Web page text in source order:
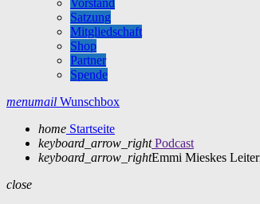
Vorstand
Satzung
Mitgliedschaft
Shop
Partner
Spende
menumail Wunschbox
home Startseite
keyboard_arrow_right Podcast
keyboard_arrow_rightEmmi Mieskes
close